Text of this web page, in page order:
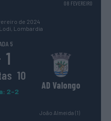
08 FEVEREIRO
de 2024
Lombardia
5
1
10
2-2
AD Valongo
João Almeida (1)